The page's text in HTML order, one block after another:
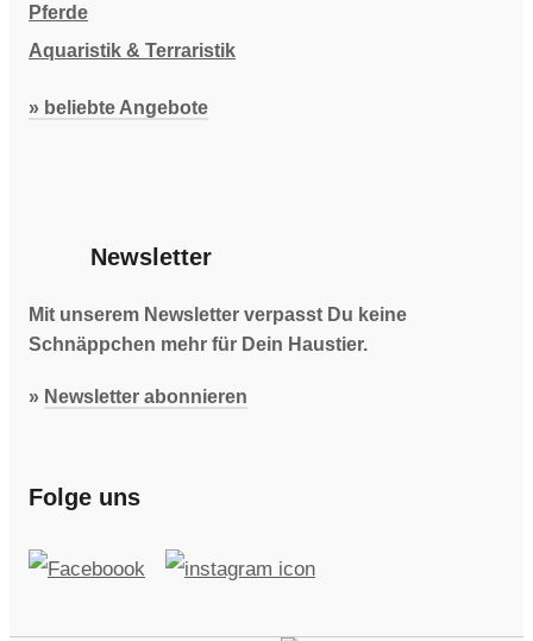
Pferde
Aquaristik & Terraristik
» beliebte Angebote
Newsletter
Mit unserem Newsletter verpasst Du keine
Schnäppchen mehr für Dein Haustier.
» Newsletter abonnieren
Folge uns